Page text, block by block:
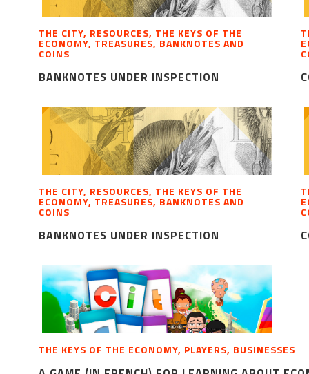
THE CITY, RESOURCES, THE KEYS OF THE
ECONOMY, TREASURES, BANKNOTES AND
COINS
BANKNOTES UNDER INSPECTION
THE CITY, RESOURCES, THE KEYS OF THE
ECONOMY, TREASURES, BANKNOTES AND
COINS
BANKNOTES UNDER INSPECTION
THE KEYS OF THE ECONOMY, PLAYERS, BUSINESSES